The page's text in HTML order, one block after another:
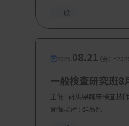
一般
2026. 08.21（金） -
一般検査研究班8
主催 : 群馬県臨床検査技
開催場所 : 群馬県